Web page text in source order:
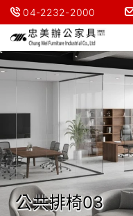
04-2232-2000
公共排椅03